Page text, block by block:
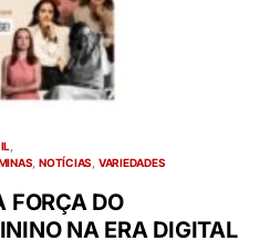
NOTÍCIAS VARIEDADES
FORÇA DO
NA ERA DIGITAL